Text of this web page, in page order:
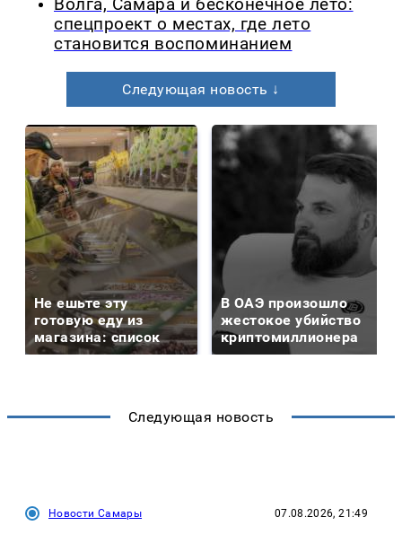
Волга, Самара и бесконечное лето:
спецпроект о местах, где лето
становится воспоминанием
Следующая новость ↓
Не ешьте эту
готовую еду из
магазина: список
В ОАЭ произошло
жестокое убийство
криптомиллионера
Следующая новость
Новости Самары 07.08.2026, 21:49